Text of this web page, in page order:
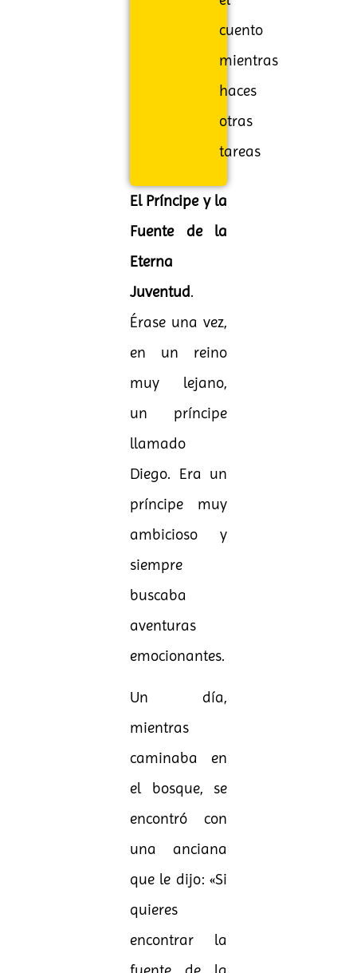
cuento
mientras
haces
otras
tareas
El Príncipe y la
Fuente de la
Eterna
Juventud.
Érase una vez,
en un reino
muy lejano,
un príncipe
llamado
Diego. Era un
príncipe muy
ambicioso y
siempre
buscaba
aventuras
emocionantes.
Un día,
mientras
caminaba en
el bosque, se
encontró con
una anciana
que le dijo: «Si
quieres
encontrar la